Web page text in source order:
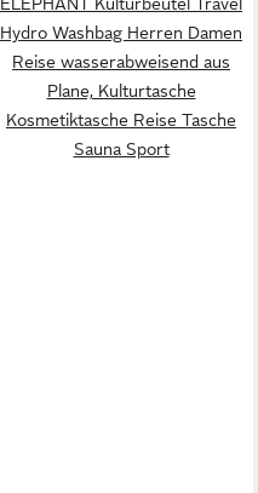
Hydro Washbag Herren Damen
Reise wasserabweisend aus
Plane, Kulturtasche
Kosmetiktasche Reise Tasche
Sauna Sport